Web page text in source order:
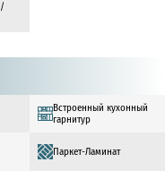
Встроенный кухонный
гарнитур
Паркет-Ламинат